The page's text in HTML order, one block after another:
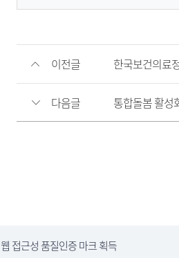
이전글 한국보건의료
다음글 통합돌봄 활성
웹 접근성 품질인증 마크 획득